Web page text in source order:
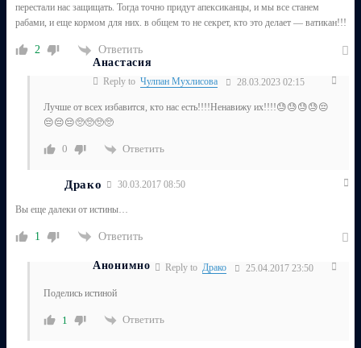
перестали нас защищать. Тогда точно придут апексиканцы, и мы все станем
рабами, и еще кормом для них. в общем то не секрет, кто это делает — ватикан!!!
2
Ответить
Анастасия
Reply to Чулпан Мухлисова 28.03.2023 02:15
Лучше от всех избавится, кто нас есть!!!!Ненавижу их!!!!😓😓😓😓😔
😔😔😔🥺🥺🥺🥺
0 Ответить
Драко 30.03.2017 08:50
Вы еще далеки от истины…
1 Ответить
Анонимно Reply to Драко 25.04.2017 23:50
Поделись истиной
1 Ответить